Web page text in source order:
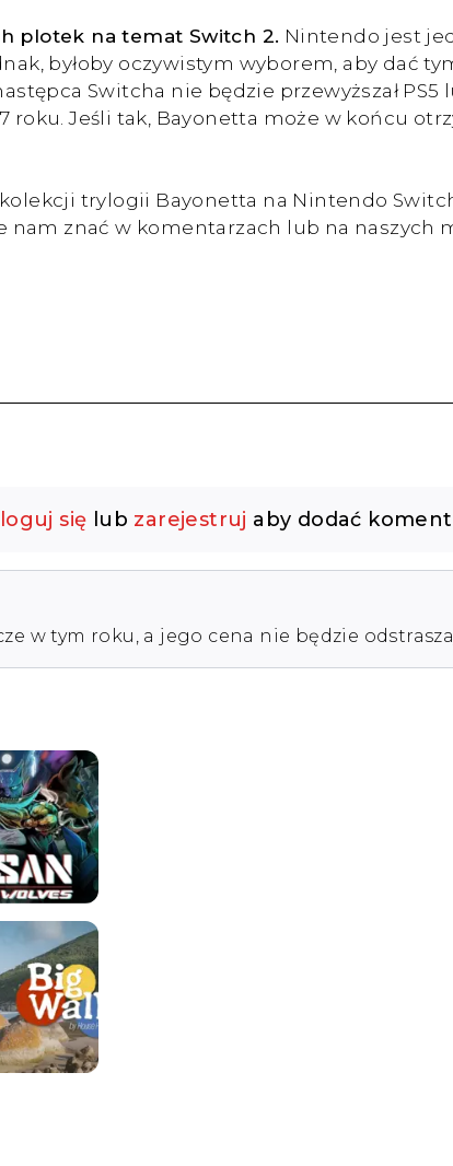
plotek na temat Switch 2. Nintendo jest
byłoby oczywistym wyborem, aby dać
Switcha nie będzie przewyższał
Jeśli tak, Bayonetta może w końcu
trylogii Bayonetta na Nintendo
znać w komentarzach lub na naszych
się lub zarejestruj aby dodać
w tym roku, a jego cena nie będzie